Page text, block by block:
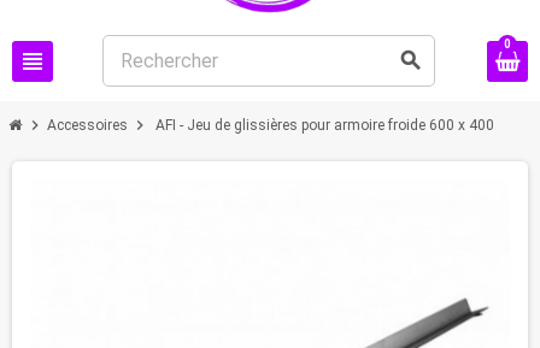
view_headline search
0
chevron_right Accessoires chevron_right AFI - Jeu de glissières pour armoire froide 600 x 400